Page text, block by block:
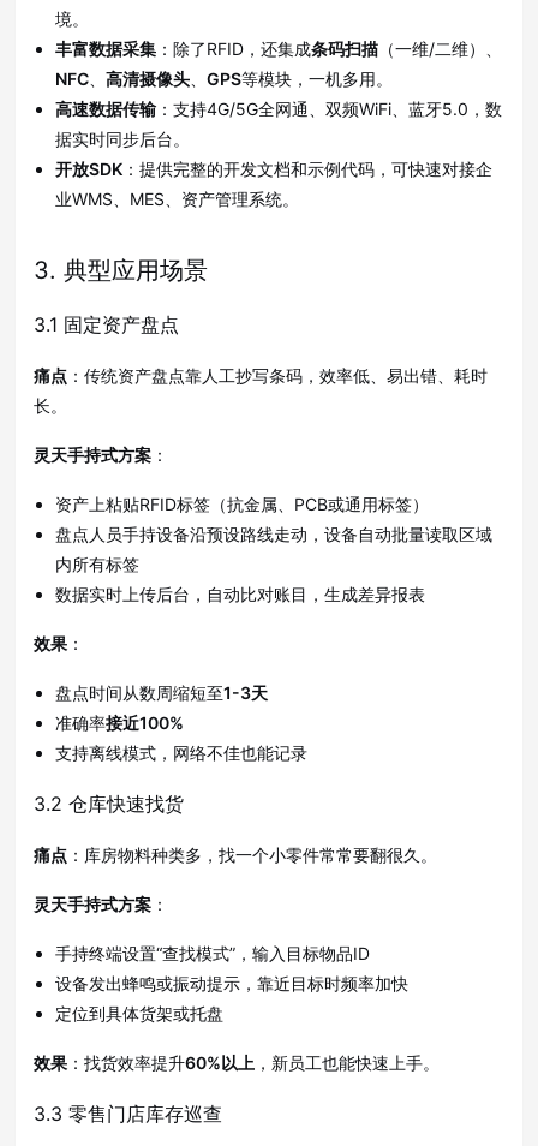
境。
丰富数据采集 ：除了RFID，还集成条码扫描 （一维/二维）、
NFC 、高清摄像头 、GPS等模块，一机多用。
高速数据传输 ：支持4G/5G全网通、双频WiFi、蓝牙5.0，数
据实时同步后台。
开放SDK ：提供完整的开发文档和示例代码，可快速对接企
业WMS、MES、资产管理系统。
3. 典型应用场景
3.1 固定资产盘点
痛点 ：传统资产盘点靠人工抄写条码，效率低、易出错、耗时
长。
灵天手持式方案 ：
资产上粘贴RFID标签（抗金属、PCB或通用标签）
盘点人员手持设备沿预设路线走动，设备自动批量读取区域
内所有标签
数据实时上传后台，自动比对账目，生成差异报表
效果 ：
盘点时间从数周缩短至1-3天
准确率接近100%
支持离线模式，网络不佳也能记录
3.2 仓库快速找货
痛点 ：库房物料种类多，找一个小零件常常要翻很久。
灵天手持式方案 ：
手持终端设置“查找模式”，输入目标物品ID
设备发出蜂鸣或振动提示，靠近目标时频率加快
定位到具体货架或托盘
效果 ：找货效率提升60%以上 ，新员工也能快速上手。
3.3 零售门店库存巡查